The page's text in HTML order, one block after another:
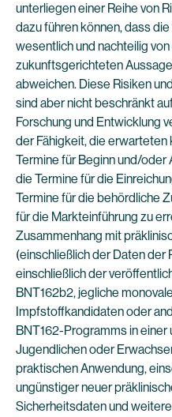
unterliegen einer Reihe von
dazu führen können, dass
wesentlich und nachteilig
zukunftsgerichteten
abweichen. Diese Risiken
sind aber nicht beschränkt
Forschung und Entwicklung
der Fähigkeit, die erwarteten
Termine für Beginn und/oder
die Termine für die
Termine für die behördliche
für die Markteinführung zu
Zusammenhang mit
(einschließlich der Daten der
einschließlich der
BNT162b2, jegliche
Impfstoffkandidaten oder
BNT162-Programms in
Jugendlichen oder
praktischen Anwendung,
ungünstiger neuer
Sicherheitsdaten und